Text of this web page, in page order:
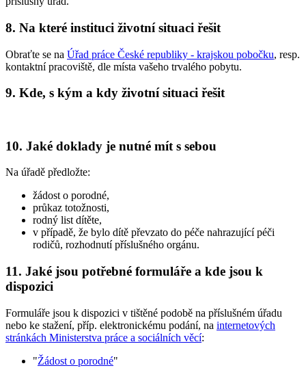
8. Na které instituci životní situaci řešit
Obraťte se na Úřad práce České republiky - krajskou pobočku, resp.
kontaktní pracoviště, dle místa vašeho trvalého pobytu.
9. Kde, s kým a kdy životní situaci řešit
10. Jaké doklady je nutné mít s sebou
Na úřadě předložte:
žádost o porodné,
průkaz totožnosti,
rodný list dítěte,
v případě, že bylo dítě převzato do péče nahrazující péči
rodičů, rozhodnutí příslušného orgánu.
11. Jaké jsou potřebné formuláře a kde jsou k
dispozici
Formuláře jsou k dispozici v tištěné podobě na příslušném úřadu
nebo ke stažení, příp. elektronickému podání, na internetových
stránkách Ministerstva práce a sociálních věcí:
"Žádost o porodné"